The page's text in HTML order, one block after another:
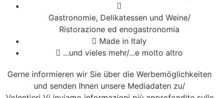
Gastronomie, Delikatessen und Weine/
Ristorazione ed enogastronomia
Made in Italy
...und vieles mehr/...e molto altro
Gerne informieren wir Sie über die Werbemöglichkeiten
und senden Ihnen unsere Mediadaten zu/